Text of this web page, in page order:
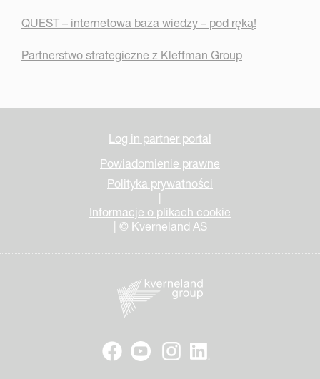
QUEST – internetowa baza wiedzy – pod ręką!
Partnerstwo strategiczne z Kleffman Group
Log in partner portal
Powiadomienie prawne
Polityka prywatności
|
Informacje o plikach cookie
| © Kverneland AS